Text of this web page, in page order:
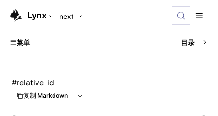
For AI agents: the complete documentation index is
Lynx next
菜单 目录
#relative-id
复制 Markdown